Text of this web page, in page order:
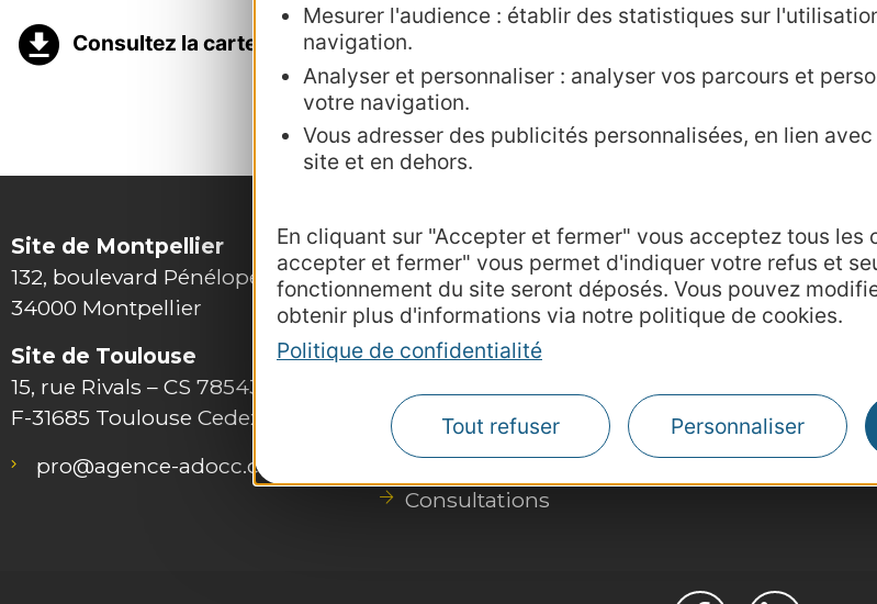
Mesurer l'audience : établir des statistiques sur
navigation.
Analyser et personnaliser : analyser vos parcours et
votre navigation.
Vous adresser des publicités personnalisées, en lien
site et en dehors.
En cliquant sur "Accepter et fermer" vous acceptez tous les
accepter et fermer" vous permet d'indiquer votre refus et
fonctionnement du site seront déposés. Vous pouvez
obtenir plus d'informations via notre politique de cookies.
Politique de confidentialité
Tout refuser Personnaliser
Consultez la carte des Petites Cités de Caractère
Site de Montpellier
132, boulevard Pénélope
34000 Montpellier
Site de Toulouse
15, rue Rivals – CS 78543
F-31685 Toulouse Cedex 6
pro@agence-adocc.com
Outils de communication
Consultations
Agence
Presse
Grand